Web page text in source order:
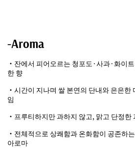
-Aroma
・잔에서 피어오르는 청포도·사과·화이
한 향
・시간이 지나며 쌀 본연의 단내와 은은한
임
・프루티하지만 과하지 않고, 맑고 단정한
・전체적으로 상쾌함과 온화함이 공존하
아로마